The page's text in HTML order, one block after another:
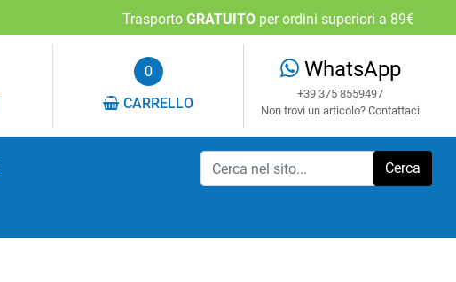
Trasporto GRATUITO per ordini superiori a 89€
0
CARRELLO
WhatsApp
+39 375 8559497
Non trovi un articolo? Contattaci